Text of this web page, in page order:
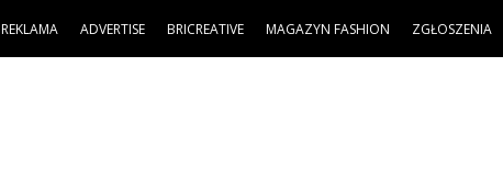
REKLAMA ADVERTISE BRICREATIVE MAGAZYN FASHION ZGŁOSZENIA